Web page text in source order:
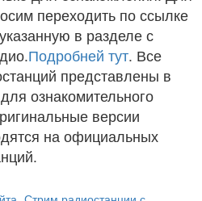
переходить по ссылке
в разделе с
Подробней тут. Все
представлены в
ознакомительного
версии
на официальных